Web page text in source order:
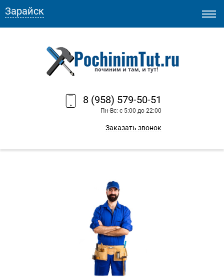
8 (958) 579-50-51
Пн-Вс: с 5:00 до 22:00
Заказать звонок
Зарайск